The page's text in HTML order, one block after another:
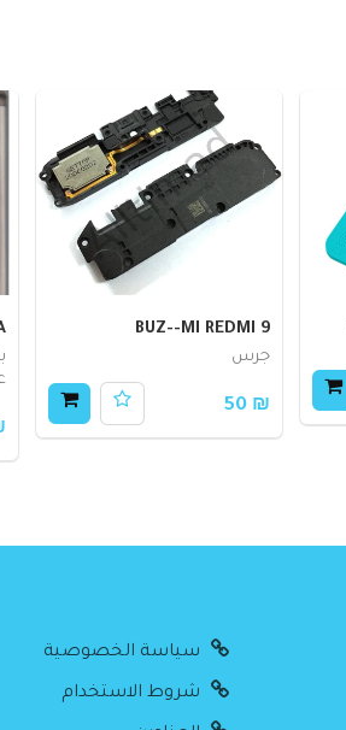
BUZ--MI REDMI 9
جرس
₪ 50
سياسة الخصوصية
شروط الاستخدام